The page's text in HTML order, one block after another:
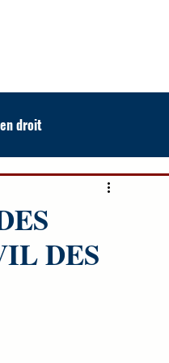
droit
DES